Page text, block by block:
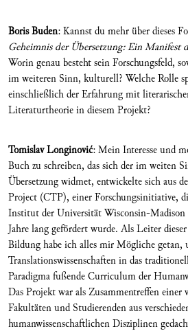
Boris Buden: Kannst du mehr über dieses
Geheimnis der Übersetzung: Ein Manifest
Worin genau besteht sein Forschungsfeld,
im weiteren Sinn, kulturell? Welche Rolle
einschließlich der Erfahrung mit
Literaturtheorie in diesem Projekt?
Tomislav Longinović: Mein Interesse und
Buch zu schreiben, das sich der im weiten
Übersetzung widmet, entwickelte sich aus
Project (CTP), einer Forschungsinitiative,
Institut der Universität Wisconsin-Madison
Jahre lang gefördert wurde. Als Leiter
Bildung habe ich alles mir Mögliche getan,
Translationswissenschaften in das
Paradigma fußende Curriculum der
Das Projekt war als Zusammentreffen einer
Fakultäten und Studierenden aus
humanwissenschaftlichen Disziplinen